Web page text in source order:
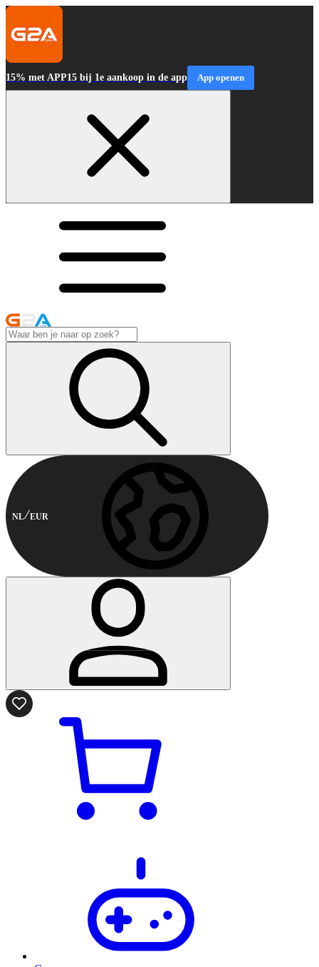
15% met APP15 bij 1e aankoop in de app App openen
NL EUR